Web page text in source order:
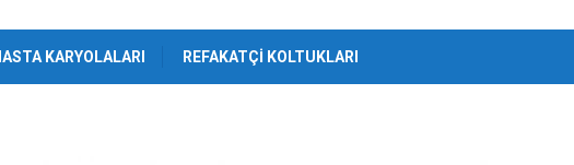
KARYOLALARI REFAKATÇI KOLTUKLARI